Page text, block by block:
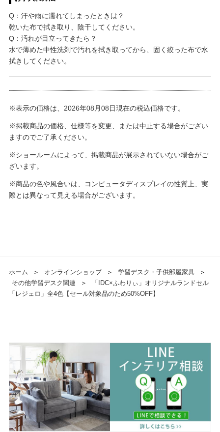
Q：汗や雨に濡れてしまったときは？
乾いた布で拭き取り、陰干してください。
Q：汚れが目立ってきたら？
水で薄めた中性洗剤で汚れを拭き取ってから、固く絞った布で水
拭きしてください。
※表示の価格は、2026年08月08日現在の税込価格です。
※掲載商品の価格、仕様等を変更、または中止する場合がござい
ますのでご了承ください。
※ショールームによって、掲載商品が展示されていない場合がご
ざいます。
※商品の色や風合いは、コンピュータディスプレイの性質上、実
際とは異なって見える場合がございます。
ホーム ＞ オンラインショップ ＞ 学習デスク・子供部屋家具
＞
その他学習デスク関連
＞
「IDC×ふわりぃ」オリジナルランドセル
「レジェロ」全4色【セール対象品のため50%OFF】